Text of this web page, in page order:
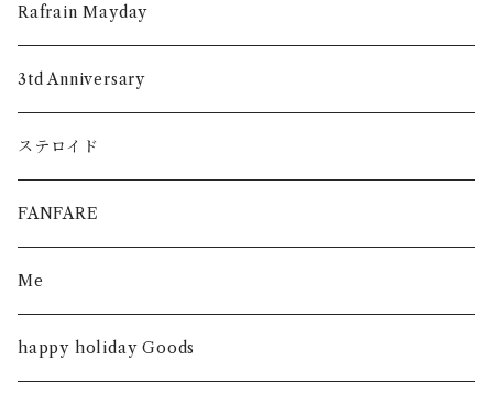
Rafrain Mayday
3td Anniversary
ステロイド
FANFARE
Me
happy holiday Goods